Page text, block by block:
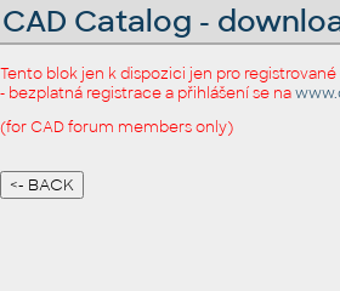
CAD Catalog -
Tento blok jen k dispozici jen pro
- bezplatná registrace a přihlášení se na
(for CAD forum members only)